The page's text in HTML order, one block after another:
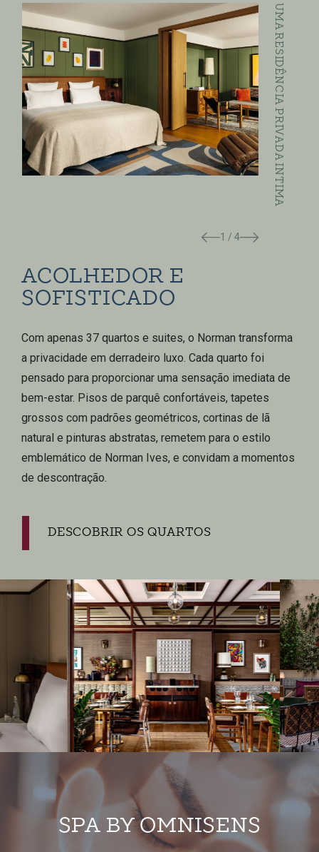
UMA RESIDÊNCIA PRIVADA INTIMA
1 / 4
ACOLHEDOR E
SOFISTICADO
Com apenas 37 quartos e suites, o Norman transforma
a privacidade em derradeiro luxo. Cada quarto foi
pensado para proporcionar uma sensação imediata de
bem-estar. Pisos de parquê confortáveis, tapetes
grossos com padrões geométricos, cortinas de lã
natural e pinturas abstratas, remetem para o estilo
emblemático de Norman Ives, e convidam a momentos
de descontração.
DESCOBRIR OS QUARTOS
SPA BY OMNISENS